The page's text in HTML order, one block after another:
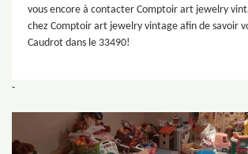
vous encore à contacter Comptoir art jewelry
chez Comptoir art jewelry vintage afin de savoir
Caudrot dans le 33490!
-